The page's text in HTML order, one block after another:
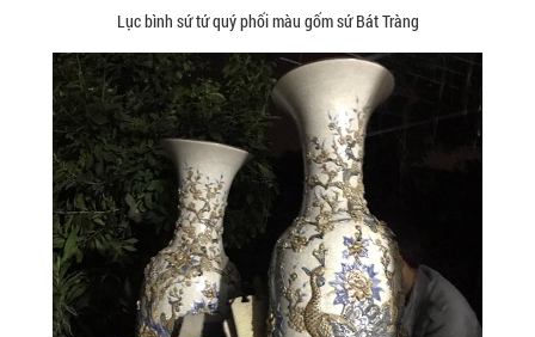
Lục bình sứ tứ quý phối màu gốm sứ Bát Tràng